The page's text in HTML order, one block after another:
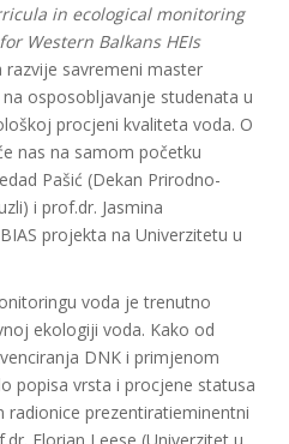
in ecological monitoring
Western Balkans HEIs
razvije savremeni master
osposobljavanje studenata u
procjeni kvaliteta voda. O
nas na samom početku
Pašić (Dekan Prirodno-
i prof.dr. Jasmina
projekta na Univerzitetu u
voda je trenutno
ekologiji voda. Kako od
DNK i primjenom
popisa vrsta i procjene statusa
radionice prezentiratieminentni
Florian Leese (Univerzitet u